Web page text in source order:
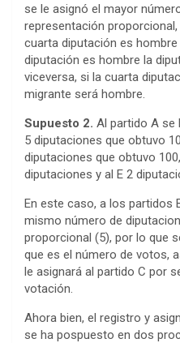
se le asignó el mayor
representación
cuarta diputación es
diputación es hombre la
viceversa, si la cuarta
migrante será hombre.
Supuesto 2. Al partido A se
5 diputaciones que obtuvo
diputaciones que obtuvo
diputaciones y al E 2
En este caso, a los partidos
mismo número de
proporcional (5), por lo que
que es el número de votos,
le asignará al partido C por
votación.
Ahora bien, el registro y
se ha pospuesto en dos